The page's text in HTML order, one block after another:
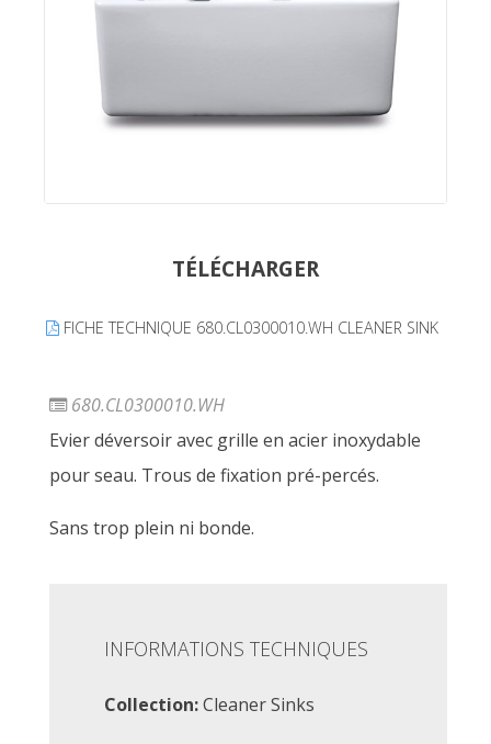
TÉLÉCHARGER
FICHE TECHNIQUE 680.CL0300010.WH CLEANER SINK
680.CL0300010.WH
Evier déversoir avec grille en acier inoxydable
pour seau. Trous de fixation pré-percés.
Sans trop plein ni bonde.
INFORMATIONS TECHNIQUES
Collection:Cleaner Sinks